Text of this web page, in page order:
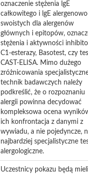
oznaczenie stężenia lgE
całkowitego i lgE
swoistych dla alergenów
głównych i epitopów,
stężenia i aktywności
C1-esterazy, Basotest, czy
CAST-ELISA. Mimo dużego
zróżnicowania
technik badawczych należy
podkreślić, że o rozpoznaniu
alergii powinna decydować
kompleksowa ocena
ich konfrontacja z danymi z
wywiadu, a nie pojedyncze,
najbardziej specjalistyczne
alergologiczne.
Uczestnicy pokazu będą mieli